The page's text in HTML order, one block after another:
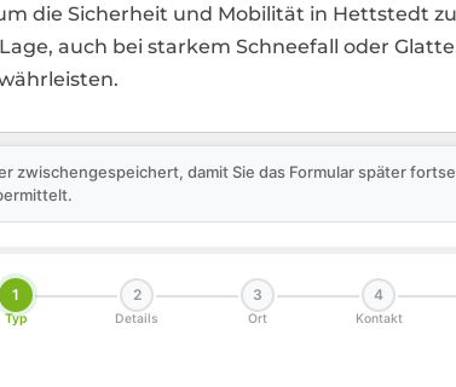
die Sicherheit und Mobilität in Hettstedt
auch bei starkem Schneefall oder
zwischengespeichert, damit Sie das Formular später
1
Typ
2
Details
3
Ort
4
Kontakt